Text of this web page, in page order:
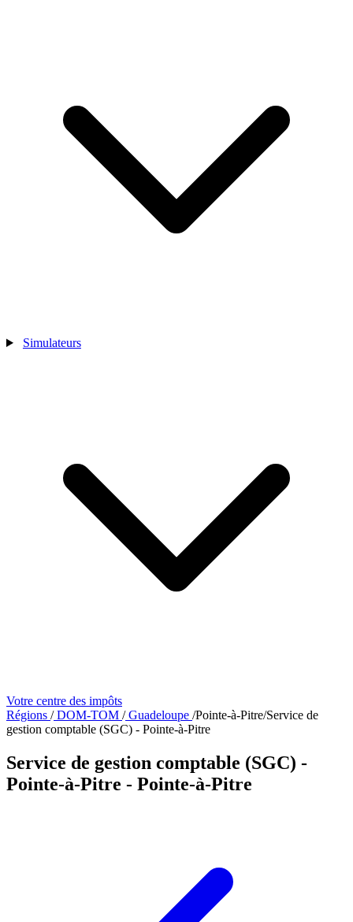
Simulateurs
Votre centre des impôts
Régions /DOM-TOM /Guadeloupe /Pointe-à-Pitre/Service de
gestion comptable (SGC) - Pointe-à-Pitre
Service de gestion comptable (SGC) -
Pointe-à-Pitre - Pointe-à-Pitre